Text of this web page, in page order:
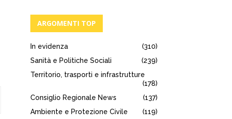
ARGOMENTI TOP
In evidenza
(310)
Sanità e Politiche Sociali
(239)
Territorio, trasporti e infrastrutture
(178)
Consiglio Regionale News
(137)
Ambiente e Protezione Civile
(119)